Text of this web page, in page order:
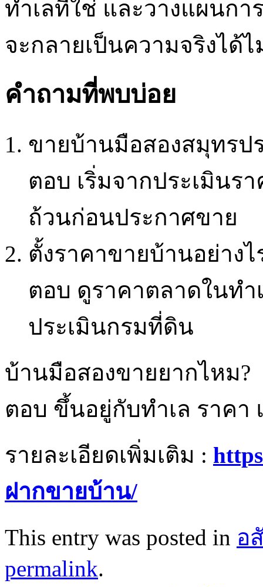
ทำเลที่ใช่ และวางแผนกา
จะกลายเป็นความจริงได้
คำถามที่พบบ่อย
ขายบ้านมือสองสมุทรป
ตอบ เริ่มจากประเมินร
ถ้วนก่อนประกาศขาย
ตั้งราคาขายบ้านอย่างไ
ตอบ ดูราคาตลาดในทำ
ประเมินกรมที่ดิน
บ้านมือสองขายยากไหม?
ตอบ ขึ้นอยู่กับทำเล ราคา
รายละเอียดเพิ่มเติม :
ฝากขายบ้าน/
This entry was posted in อ
permalink.